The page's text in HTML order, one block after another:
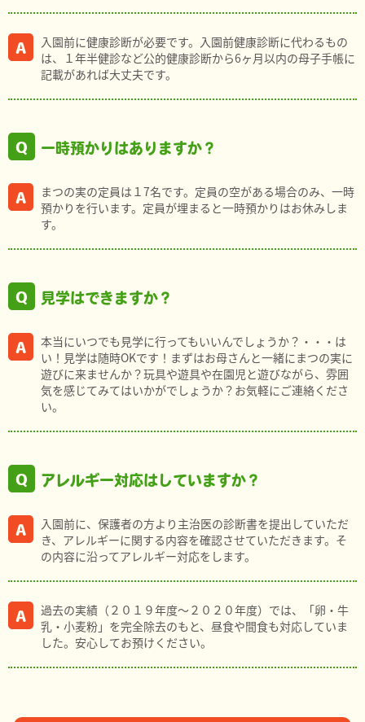
入園前に健康診断が必要です。入園前健康診断に代わるもの
は、１年半健診など公的健康診断から6ヶ月以内の母子手帳に
記載があれば大丈夫です。
一時預かりはありますか？
まつの実の定員は１7名です。定員の空がある場合のみ、一時
預かりを行います。定員が埋まると一時預かりはお休みしま
す。
見学はできますか？
本当にいつでも見学に行ってもいいんでしょうか？・・・は
い！見学は随時OKです！まずはお母さんと一緒にまつの実に
遊びに来ませんか？玩具や遊具や在園児と遊びながら、雰囲
気を感じてみてはいかがでしょうか？お気軽にご連絡くださ
い。
アレルギー対応はしていますか？
入園前に、保護者の方より主治医の診断書を提出していただ
き、アレルギーに関する内容を確認させていただきます。そ
の内容に沿ってアレルギー対応をします。
過去の実績（２０１９年度～２０２０年度）では、「卵・牛
乳・小麦粉」を完全除去のもと、昼食や間食も対応していま
した。安心してお預けください。